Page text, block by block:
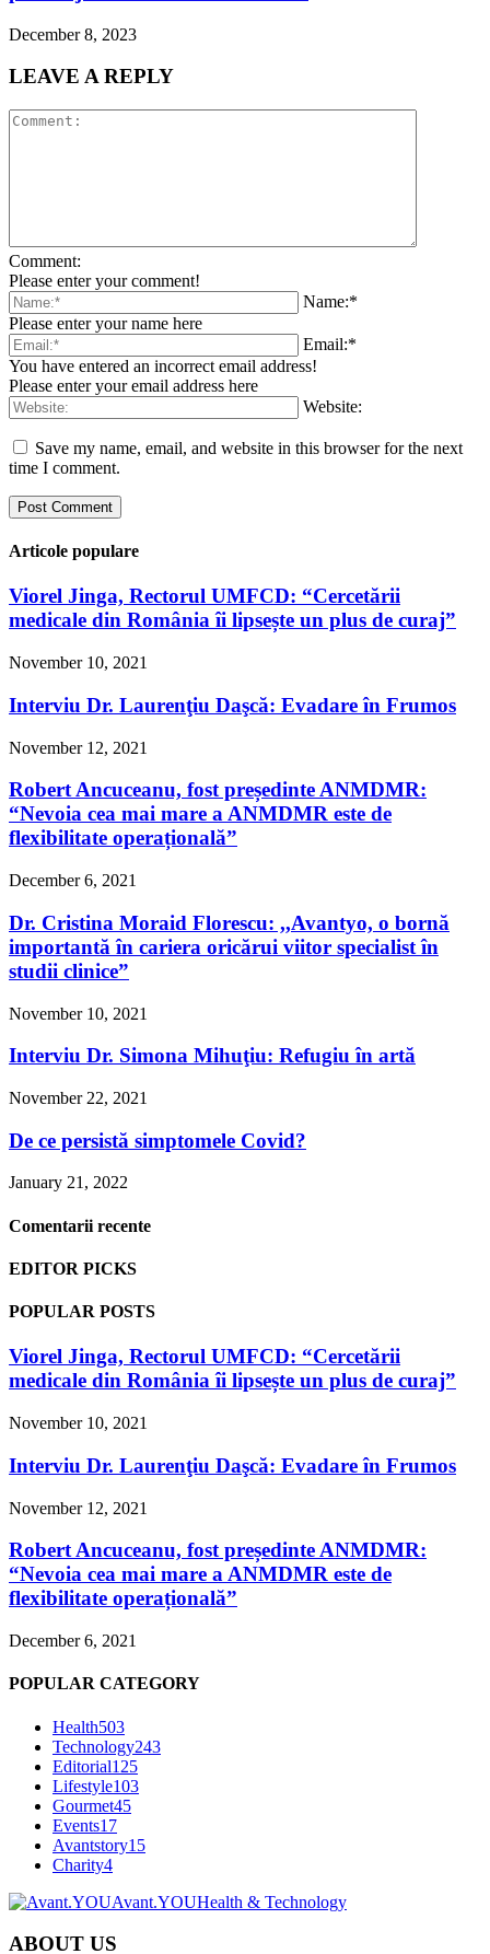
December 8, 2023
LEAVE A REPLY
Comment:
Please enter your comment!
Name:*
Please enter your name here
Email:*
You have entered an incorrect email address!
Please enter your email address here
Website:
Save my name, email, and website in this browser for the next
time I comment.
Articole populare
Viorel Jinga, Rectorul UMFCD: “Cercetării
medicale din România îi lipsește un plus de curaj”
November 10, 2021
Interviu Dr. Laurenţiu Daşcă: Evadare în Frumos
November 12, 2021
Robert Ancuceanu, fost președinte ANMDMR:
“Nevoia cea mai mare a ANMDMR este de
flexibilitate operațională”
December 6, 2021
Dr. Cristina Moraid Florescu: ,,Avantyo, o bornă
importantă în cariera oricărui viitor specialist în
studii clinice”
November 10, 2021
Interviu Dr. Simona Mihuţiu: Refugiu în artă
November 22, 2021
De ce persistă simptomele Covid?
January 21, 2022
Comentarii recente
EDITOR PICKS
POPULAR POSTS
Viorel Jinga, Rectorul UMFCD: “Cercetării
medicale din România îi lipsește un plus de curaj”
November 10, 2021
Interviu Dr. Laurenţiu Daşcă: Evadare în Frumos
November 12, 2021
Robert Ancuceanu, fost președinte ANMDMR:
“Nevoia cea mai mare a ANMDMR este de
flexibilitate operațională”
December 6, 2021
POPULAR CATEGORY
Health503
Technology243
Editorial125
Lifestyle103
Gourmet45
Events17
Avantstory15
Charity4
Avant.YOUHealth & Technology
ABOUT US